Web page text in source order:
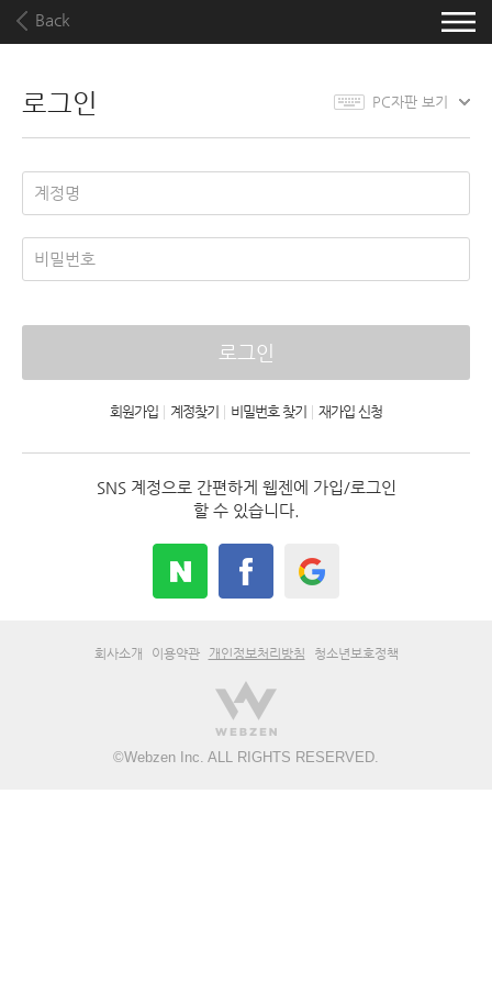
Back
로그인 PC자판 보기
로그인
회원가입 계정찾기 비밀번호 찾기 재가입 신청
SNS 계정으로 간편하게 웹젠에 가입/로그인
할 수 있습니다.
회사소개 이용약관 개인정보처리방침 청소년보호정책
©Webzen Inc. ALL RIGHTS RESERVED.